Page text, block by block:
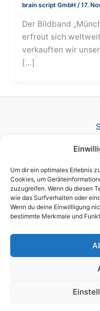
Um dir ein optimales Erlebnis
Cookies, um
zuzugreifen. Wenn du diesen
wie das Surfverhalten oder
Wenn du deine Einwillligung
bestimmte Merkmale und
brain script GmbH/17.
Der Bildband
erfreut sich
verkauften wir
[…]